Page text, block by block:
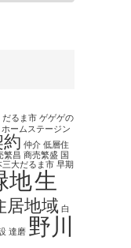
だるま市 ゲゲゲの
ホームステージン
仲介 低層住
繁昌 商売繁盛 国
三大だるま市 早期
地生
居地域 白
達磨 野川